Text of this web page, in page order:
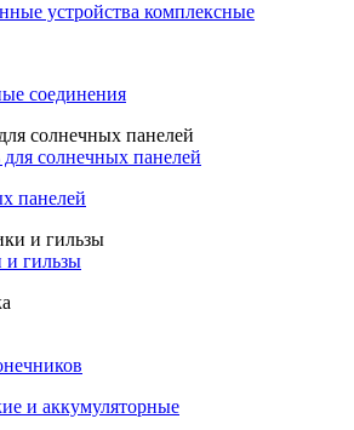
устройства комплексные
соединения
солнечных панелей
солнечных панелей
панелей
и гильзы
гильзы
и аккумуляторные